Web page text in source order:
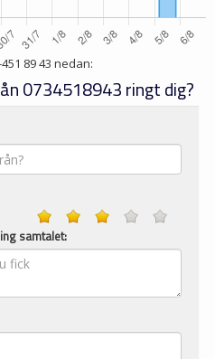
89 43 nedan:
0734518943 ringt dig?
samtalet: